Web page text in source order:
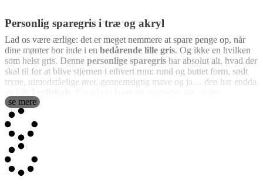
Personlig sparegris i træ og akryl
Lad os være ærlige: det er meget nemmere at spare penge op, når
dine mønter bor inde i en bedårende lille gris. Og ikke en hvilken
som helst gris. Denne personlige sparegris har absolut alt, hvad der
skal til for at blive stjernen i ethvert rum: rund og buttet form, sødt
tryne, uimodståelige ører, gennemsigtig mave og ja… den har endda
ordentligt.
Fremstillet i
skønhed flot design, sjov dekoration og den magiske evne til hele
tiden at få dig til at tænke: “kom nu, bare én mønt mere”. Den
gennemsigtige front gør det muligt at se grisen blive fyldt lidt efter
lidt, og der er noget utroligt tilfredsstillende ved at se bunken af
mønter vokse.
se mere